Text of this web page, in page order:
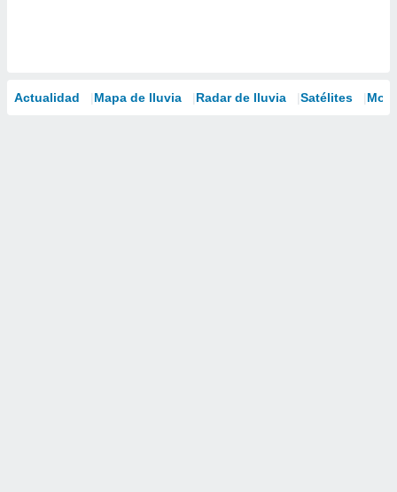
Actualidad Mapa de lluvia Radar de lluvia Satélites